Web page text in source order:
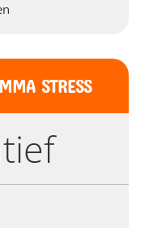
STRESS